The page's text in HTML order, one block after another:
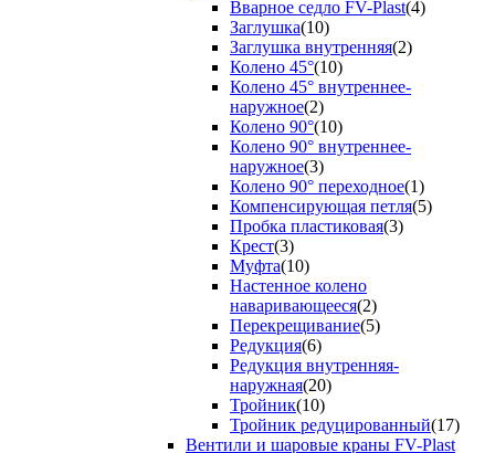
Вварное седло FV-Plast(4)
Заглушка(10)
Заглушка внутренняя(2)
Колено 45°(10)
Колено 45° внутреннее-
наружное(2)
Колено 90°(10)
Колено 90° внутреннее-
наружное(3)
Колено 90° переходное(1)
Компенсирующая петля(5)
Пробка пластиковая(3)
Крест(3)
Муфта(10)
Настенное колено
наваривающееся(2)
Перекрещивание(5)
Редукция(6)
Редукция внутренняя-
наружная(20)
Тройник(10)
Тройник редуцированный(17)
Вентили и шаровые краны FV-Plast